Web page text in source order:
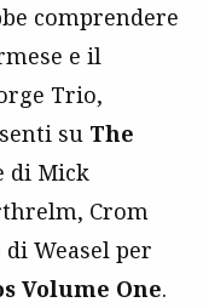
comprendere
e il
Trio,
su The
di Mick
Crom
Weasel per
Volume One.